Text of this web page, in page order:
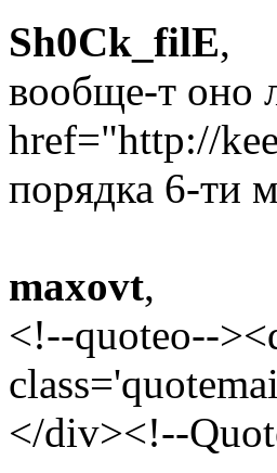
Sh0Ck_filE,
вообще-т оно
href="http://
порядка 6-ти
maxovt,
<!--quoteo--
</div><!--